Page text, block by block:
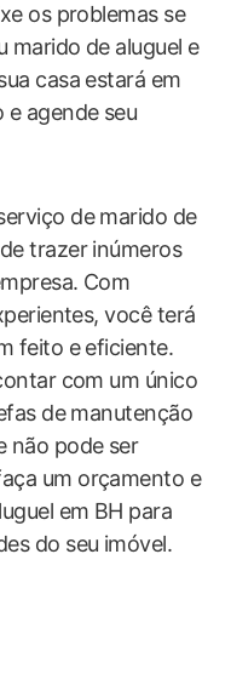
os problemas se
marido de aluguel e
casa estará em
agende seu
de marido de
trazer inúmeros
Com
você terá
feito e eficiente.
com um único
de manutenção
não pode ser
um orçamento e
em BH para
do seu imóvel.